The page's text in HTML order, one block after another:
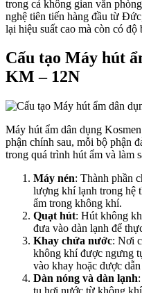
trong cả không gian văn
nghệ tiên tiến hàng đầu từ
lại hiệu suất cao mà còn có độ
Cấu tạo Máy hút
KM – 12N
Máy hút ẩm dân dụng
phận chính sau, mỗi bộ phận
trong quá trình hút ẩm và làm
Máy nén: Thành phần
lượng khí lạnh trong hệ
ẩm trong không khí.
Quạt hút: Hút không
đưa vào dàn lạnh để
Khay chứa nước: Nơi
không khí được ngưng
vào khay hoặc được
Dàn nóng và dàn lạnh